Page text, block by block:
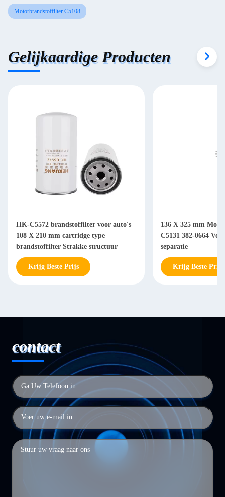
Motorbrandstoffilter C5108
Gelijkaardige Producten
HK-C5572 brandstoffilter voor auto's
108 X 210 mm cartridge type
brandstoffilter Strakke structuur
Krijg Beste Prijs
136 X 325 mm
C5131 382-0664
separatie
Krijg Beste Prijs
contact